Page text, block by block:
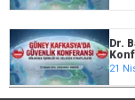
Dr.
21